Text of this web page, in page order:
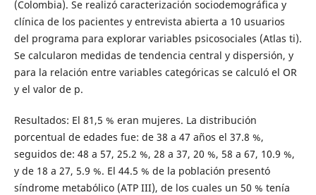
(Colombia). Se realizó caracterización sociodemográfica y
clínica de los pacientes y entrevista abierta a 10 usuarios
del programa para explorar variables psicosociales (Atlas ti).
Se calcularon medidas de tendencia central y dispersión, y
para la relación entre variables categóricas se calculó el OR
y el valor de p.
Resultados: El 81,5 % eran mujeres. La distribución
porcentual de edades fue: de 38 a 47 años el 37.8 %,
seguidos de: 48 a 57, 25.2 %, 28 a 37, 20 %, 58 a 67, 10.9 %,
y de 18 a 27, 5.9 %. El 44.5 % de la población presentó
síndrome metabólico (ATP III), de los cuales un 50 % tenía